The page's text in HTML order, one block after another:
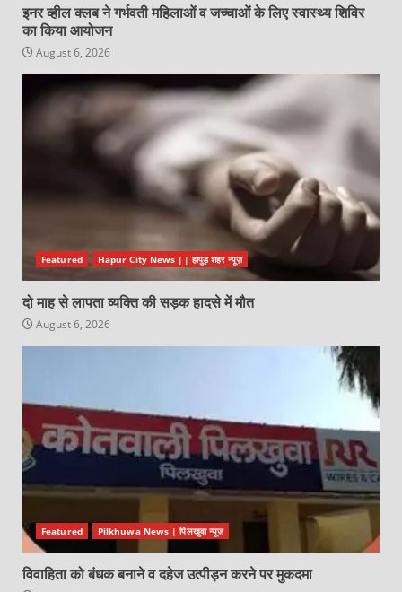
इनर व्हील क्लब ने गर्भवती महिलाओं व जच्चाओं के लिए स्वास्थ्य शिविर
का किया आयोजन
August 6, 2026
Featured Hapur City News || हापुड़ शहर न्यूज़
दो माह से लापता व्यक्ति की सड़क हादसे में मौत
August 6, 2026
Featured Pilkhuwa News | पिलखुवा न्यूज़
विवाहिता को बंधक बनाने व दहेज उत्पीड़न करने पर मुकदमा